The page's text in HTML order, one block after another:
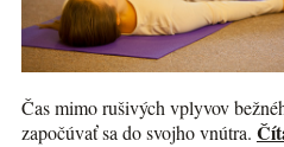
Čas mimo rušivých vplyvov
započúvať sa do svojho vnútra.